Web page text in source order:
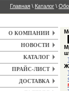
Главная \ Каталог \
О КОМПАНИИ
НОВОСТИ
КАТАЛОГ
ПРАЙС-ЛИСТ
ДОСТАВКА